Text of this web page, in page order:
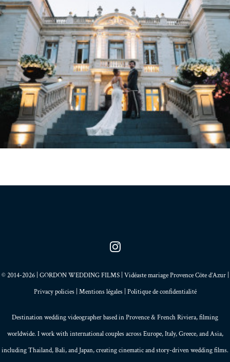
© 2014-2026 | GORDON WEDDING FILMS | Vidéaste mariage Provence Côte d’Azur |
Privacy policies| Mentions légales| Politique de confidentialité
Destination wedding videographer based inProvence&French Riviera, filming
worldwide. I work with international couples across Europe,Italy,Greece, andAsia,
including Thailand,Bali, andJapan, creatingcinematic and story-driven wedding films.